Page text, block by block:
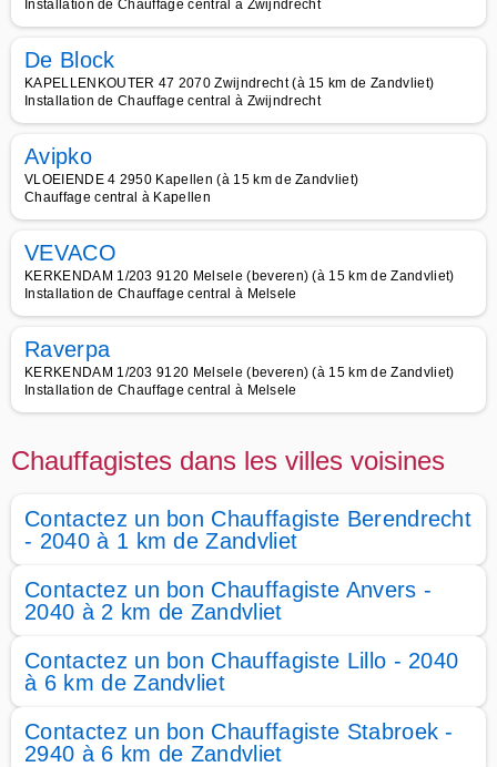
Installation de Chauffage central à Zwijndrecht
De Block
KAPELLENKOUTER 47 2070 Zwijndrecht (à 15 km de Zandvliet)
Installation de Chauffage central à Zwijndrecht
Avipko
VLOEIENDE 4 2950 Kapellen (à 15 km de Zandvliet)
Chauffage central à Kapellen
VEVACO
KERKENDAM 1/203 9120 Melsele (beveren) (à 15 km de Zandvliet)
Installation de Chauffage central à Melsele
Raverpa
KERKENDAM 1/203 9120 Melsele (beveren) (à 15 km de Zandvliet)
Installation de Chauffage central à Melsele
Chauffagistes dans les villes voisines
Contactez un bon Chauffagiste Berendrecht
- 2040 à 1 km de Zandvliet
Contactez un bon Chauffagiste Anvers -
2040 à 2 km de Zandvliet
Contactez un bon Chauffagiste Lillo - 2040
à 6 km de Zandvliet
Contactez un bon Chauffagiste Stabroek -
2940 à 6 km de Zandvliet